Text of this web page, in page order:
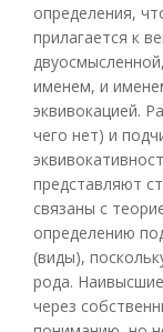
определения,
прилагается к
именем, и
эквивокацией.
чего нет) и
представляют
связаны с
определению
(виды),
рода.
через